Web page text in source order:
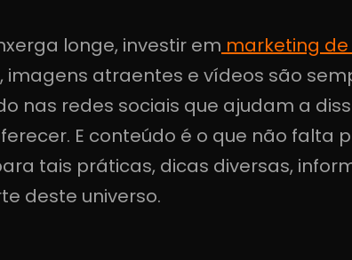
longe, investir em marketing
imagens atraentes e vídeos são
nas redes sociais que ajudam a
E conteúdo é o que não falta
tais práticas, dicas diversas,
deste universo.